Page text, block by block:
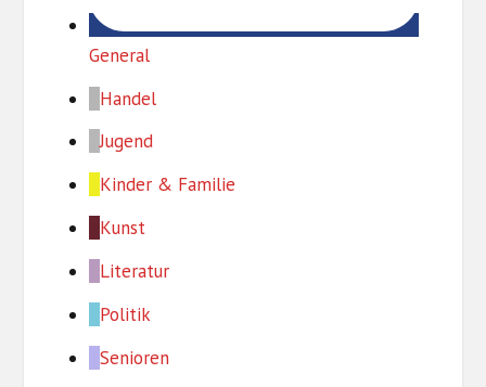
General
Handel
Jugend
Kinder & Familie
Kunst
Literatur
Politik
Senioren